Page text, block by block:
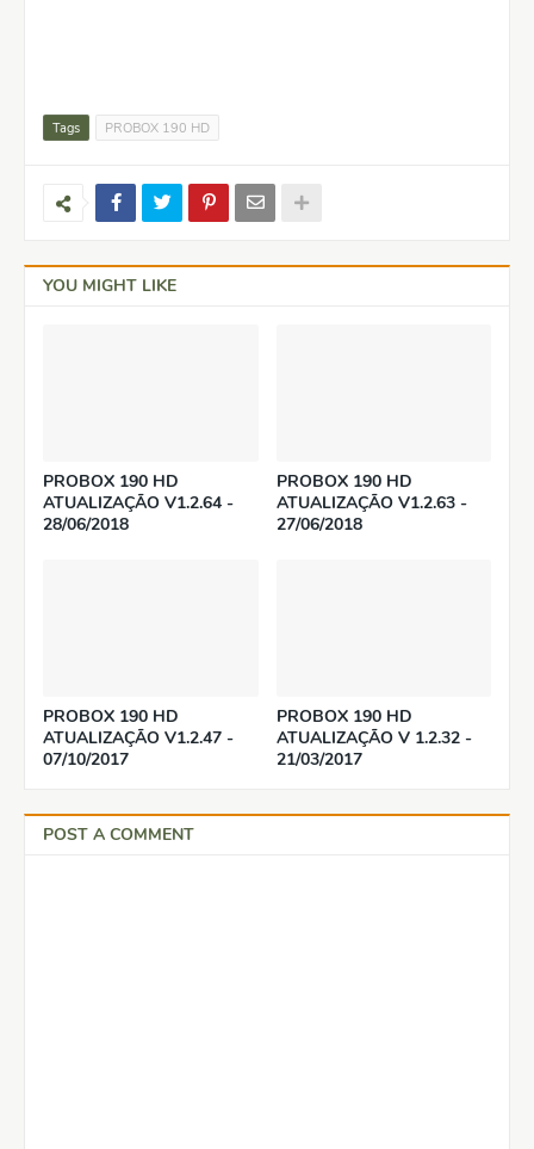
Tags PROBOX 190 HD
YOU MIGHT LIKE
PROBOX 190 HD
ATUALIZAÇÃO V1.2.64 -
28/06/2018
PROBOX 190 HD
ATUALIZAÇÃO V1.2.63 -
27/06/2018
PROBOX 190 HD
ATUALIZAÇÃO V1.2.47 -
07/10/2017
PROBOX 190 HD
ATUALIZAÇÃO V 1.2.32 -
21/03/2017
POST A COMMENT